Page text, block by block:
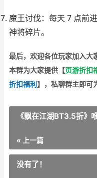
魔王讨伐：每天 7 点前
神将碎片。
最后，欢迎各位玩家加入大
本群为大家提供【页游折扣
折扣福利 】 ，私聊群主即可
《飘在江湖BT3.5折》
« 上一篇
没有了！